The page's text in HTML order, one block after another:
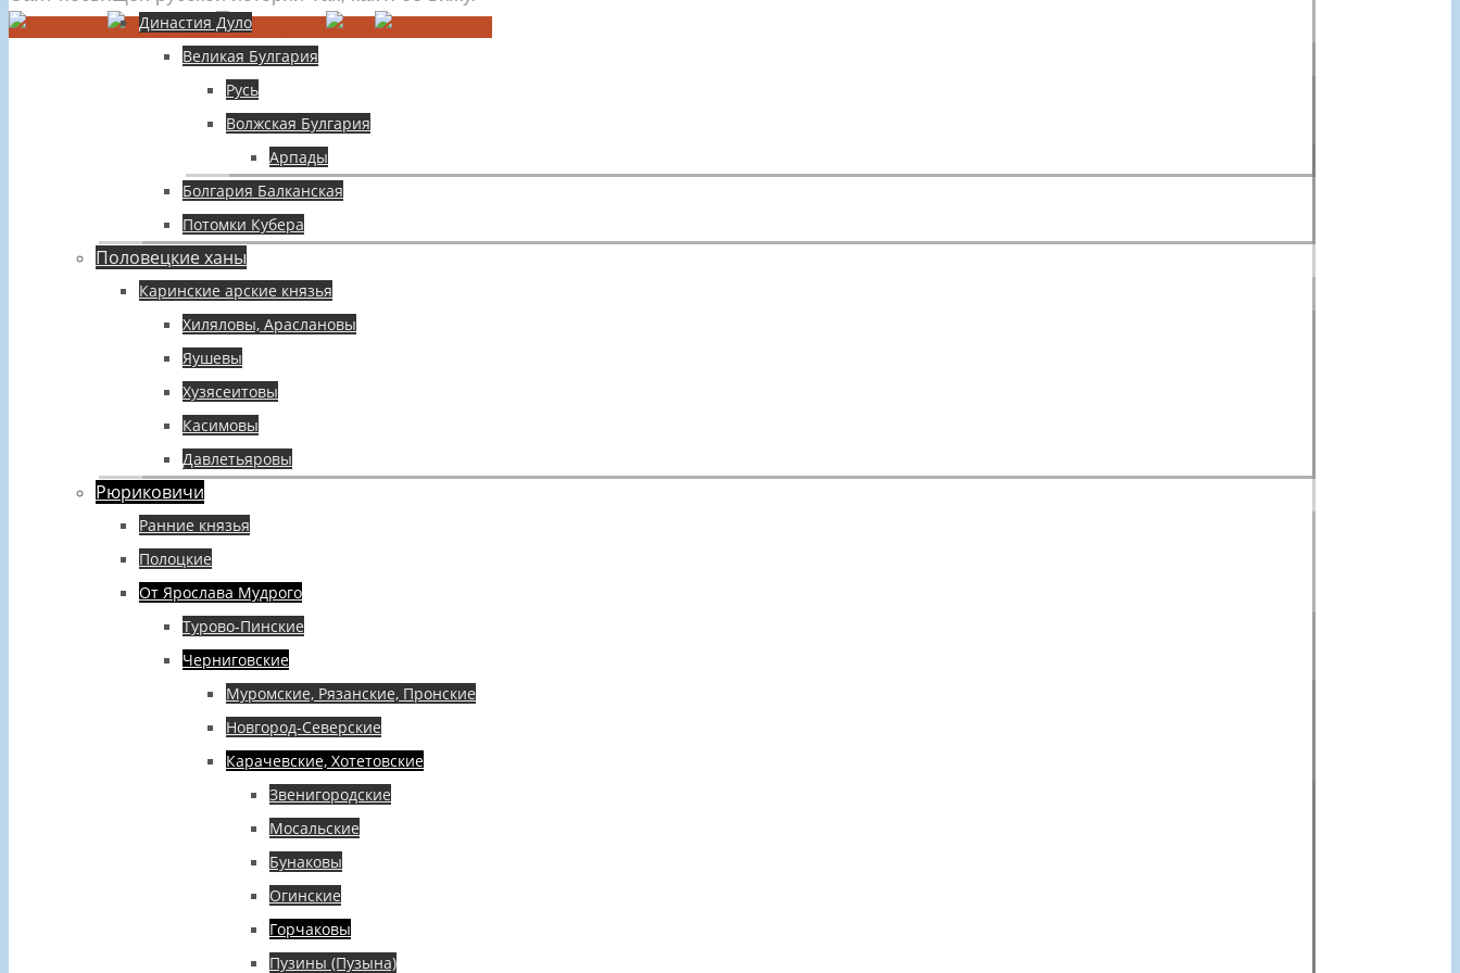
Династия Дуло
Великая Булгария
Русь
Волжская Булгария
Арпады
Болгария Балканская
Потомки Кубера
Половецкие ханы
Каринские арские князья
Хиляловы, Араслановы
Яушевы
Хузясеитовы
Касимовы
Давлетьяровы
Рюриковичи
Ранние князья
Полоцкие
От Ярослава Мудрого
Турово-Пинские
Черниговские
Муромские, Рязанские, Пронские
Новгород-Северские
Карачевские, Хотетовские
Звенигородские
Мосальские
Бунаковы
Огинские
Горчаковы
Пузины (Пузына)